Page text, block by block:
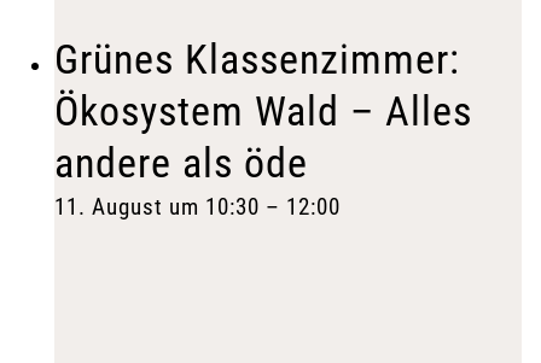
Grünes Klassenzimmer:
Ökosystem Wald – Alles
andere als öde
11. August um 10:30 – 12:00